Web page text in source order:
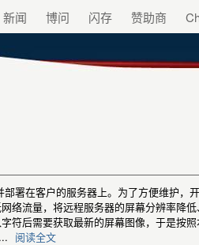
新闻 博问 闪存 赞助商
署在客户的服务器上。为了方便维护，
络流量，将远程服务器的屏幕分辨率降
符后需要获取最新的屏幕图像，于是按
阅读全文